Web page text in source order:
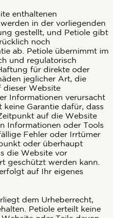
enthaltenen
in der vorliegenden
gestellt, und Petiole gibt
noch
ab. Petiole übernimmt im
und regulatorisch
für direkte oder
jeglicher Art, die
Website
Informationen verursacht
Garantie dafür, dass
auf die Website
Informationen oder Tools
Fehler oder Irrtümer
oder überhaupt
die Website vor
geschützt werden kann.
auf Ihr eigenes
dem Urheberrecht,
Petiole erteilt keine